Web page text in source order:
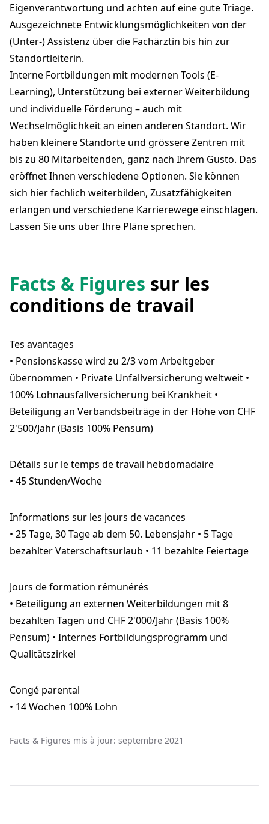
Eigenverantwortung und achten auf eine gute Triage.
Ausgezeichnete Entwicklungsmöglichkeiten von der
(Unter-) Assistenz über die Fachärztin bis hin zur
Standortleiterin.
Interne Fortbildungen mit modernen Tools (E-
Learning), Unterstützung bei externer Weiterbildung
und individuelle Förderung – auch mit
Wechselmöglichkeit an einen anderen Standort. Wir
haben kleinere Standorte und grössere Zentren mit
bis zu 80 Mitarbeitenden, ganz nach Ihrem Gusto. Das
eröffnet Ihnen verschiedene Optionen. Sie können
sich hier fachlich weiterbilden, Zusatzfähigkeiten
erlangen und verschiedene Karrierewege einschlagen.
Lassen Sie uns über Ihre Pläne sprechen.
Facts & Figures sur les
conditions de travail
Tes avantages
• Pensionskasse wird zu 2/3 vom Arbeitgeber
übernommen • Private Unfallversicherung weltweit •
100% Lohnausfallversicherung bei Krankheit •
Beteiligung an Verbandsbeiträge in der Höhe von CHF
2'500/Jahr (Basis 100% Pensum)
Détails sur le temps de travail hebdomadaire
• 45 Stunden/Woche
Informations sur les jours de vacances
• 25 Tage, 30 Tage ab dem 50. Lebensjahr • 5 Tage
bezahlter Vaterschaftsurlaub • 11 bezahlte Feiertage
Jours de formation rémunérés
• Beteiligung an externen Weiterbildungen mit 8
bezahlten Tagen und CHF 2'000/Jahr (Basis 100%
Pensum) • Internes Fortbildungsprogramm und
Qualitätszirkel
Congé parental
• 14 Wochen 100% Lohn
Facts & Figures mis à jour: septembre 2021